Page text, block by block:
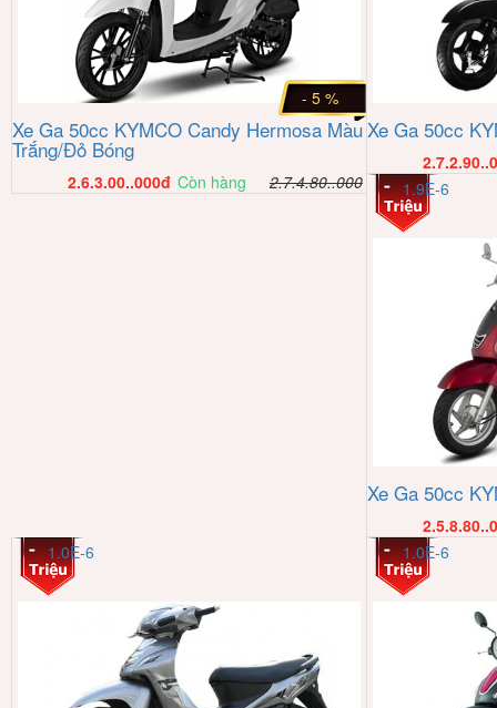
Xe Ga 50cc KYMCO Candy Hermosa Màu
Trắng/Đỏ Bóng
2.7.4.80..000
- 5 %
2.6.3.00..000đ Còn hàng
Xe Ga 50cc
1.9E-6
Xe Ga 50cc
1.0E-6
1.0E-6